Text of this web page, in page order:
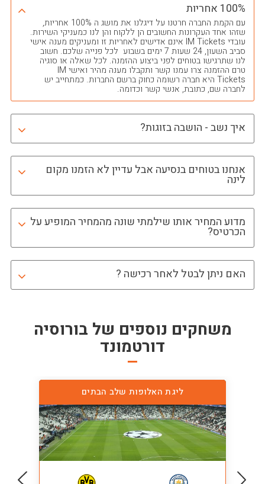
100% אחריות
עם הקמת החברה חרטנו על דיגלנו את מושג ה 100% אחריות,
שזהו אחד העקרונות החשובים הן ללקוח והן לנו כמעניקי השירות.
עובדי IM Tickets אינם אדישים לאחריות זו ומעניקים מענה אישי
סביב השעון, 24 שעות 7 ימים בשבוע לכל פנייה שלכם. חשוב
לנו שתרגישו בטוחים לפני ביצוע ההזמנה. לכל שאלה או סוגיה
טרם ההזמנה צרו עמנו קשר ותקבלו מענה מהיר ואישי IM
Tickets היא חברה רשומה כחוק ברשם החברות. כמתחייב יש
לחברה שם, כתובת, אנשי קשר וכדומה.
איך נשב - הושבה בזוגות?
אנחנו בטוחים בנסיעה אבל עדיין לא הזמנו מקום
לינה
מדוע המחיר אותו שילמתי שונה מהמחיר המופיע על
הכרטיס?
האם ניתן לבטל לאחר רכישה ?
משחקים נוספים של בורוסיה
דורטמונד
ליגת האלופות שלב הבתים